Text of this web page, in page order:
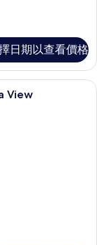
日期以查看價格
with Club
View